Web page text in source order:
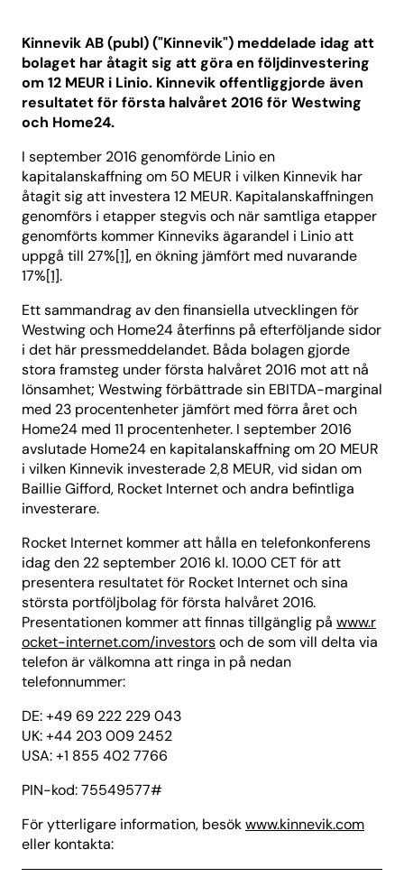
Kinnevik AB (publ) ("Kinnevik") meddelade idag att
bolaget har åtagit sig att göra en följdinvestering
om 12 MEUR i Linio. Kinnevik offentliggjorde även
resultatet för första halvåret 2016 för Westwing
och Home24.
I september 2016 genomförde Linio en
kapitalanskaffning om 50 MEUR i vilken Kinnevik har
åtagit sig att investera 12 MEUR. Kapitalanskaffningen
genomförs i etapper stegvis och när samtliga etapper
genomförts kommer Kinneviks ägarandel i Linio att
uppgå till 27%[1], en ökning jämfört med nuvarande
17%[1].
Ett sammandrag av den finansiella utvecklingen för
Westwing och Home24 återfinns på efterföljande sidor
i det här pressmeddelandet. Båda bolagen gjorde
stora framsteg under första halvåret 2016 mot att nå
lönsamhet; Westwing förbättrade sin EBITDA-marginal
med 23 procentenheter jämfört med förra året och
Home24 med 11 procentenheter. I september 2016
avslutade Home24 en kapitalanskaffning om 20 MEUR
i vilken Kinnevik investerade 2,8 MEUR, vid sidan om
Baillie Gifford, Rocket Internet och andra befintliga
investerare.
Rocket Internet kommer att hålla en telefonkonferens
idag den 22 september 2016 kl. 10.00 CET för att
presentera resultatet för Rocket Internet och sina
största portföljbolag för första halvåret 2016.
Presentationen kommer att finnas tillgänglig på www.r
ocket-internet.com/investorsoch de som vill delta via
telefon är välkomna att ringa in på nedan
telefonnummer:
DE: +49 69 222 229 043
UK: +44 203 009 2452
USA: +1 855 402 7766
PIN-kod: 75549577#
För ytterligare information, besökwww.kinnevik.com
eller kontakta: